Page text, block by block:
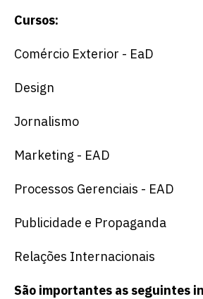
Cursos:
Comércio Exterior - EaD
Design
Jornalismo
Marketing - EAD
Processos Gerenciais - EAD
Publicidade e Propaganda
Relações Internacionais
São importantes as seguintes